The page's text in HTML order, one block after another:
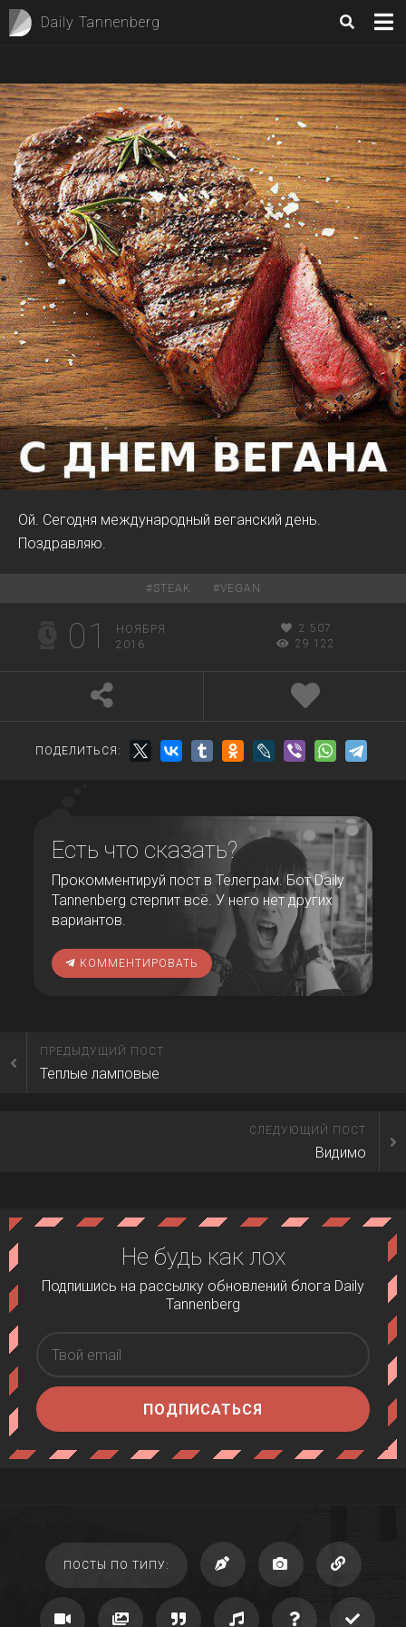
Daily Tannenberg
Ой. Сегодня международный веганский день.
Поздравляю.
#STEAK #VEGAN
01
НОЯБРЯ
2016
2 507
29 122
ПОДЕЛИТЬСЯ:
Есть что сказать?
Прокомментируй пост в Телеграм. Бот Daily
Tannenberg стерпит всё. У него нет других
вариантов.
КОММЕНТИРОВАТЬ
ПРЕДЫДУЩИЙ ПОСТ
Теплые ламповые
СЛЕДУЮЩИЙ ПОСТ
Видимо
Не будь как лох
Подпишись на рассылку обновлений блога Daily
Tannenberg
ПОДПИСАТЬСЯ
ПОСТЫ ПО ТИПУ: